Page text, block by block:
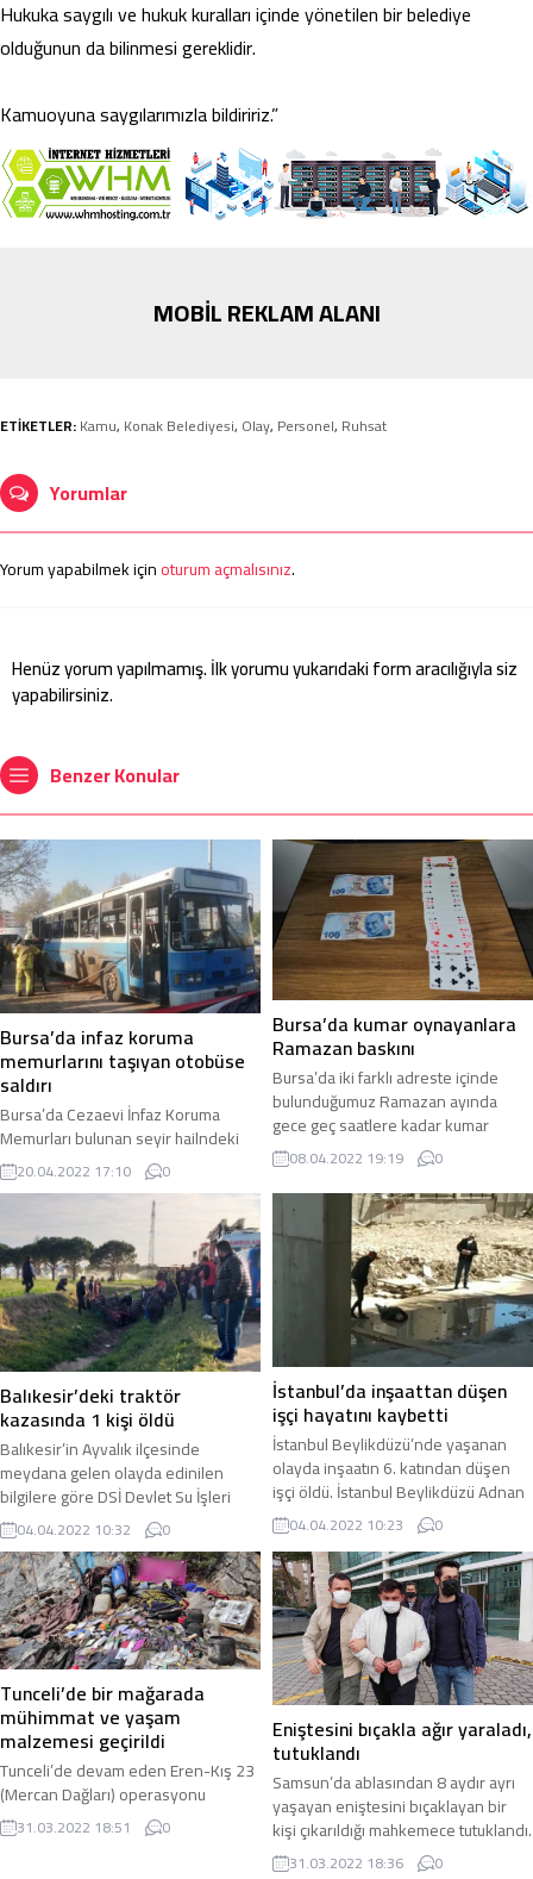
Hukuka saygılı ve hukuk kuralları içinde yönetilen bir belediye
olduğunun da bilinmesi gereklidir.
Kamuoyuna saygılarımızla bildiririz.”
MOBİL REKLAM ALANI
ETİKETLER:Kamu, Konak Belediyesi, Olay, Personel, Ruhsat
Yorumlar
Yorum yapabilmek içinoturum açmalısınız.
Henüz yorum yapılmamış. İlk yorumu yukarıdaki form aracılığıyla siz
yapabilirsiniz.
Benzer Konular
Bursa’da infaz koruma
memurlarını taşıyan otobüse
saldırı
Bursa’da Cezaevi İnfaz Koruma
Memurları bulunan seyir hailndeki
otobüse saldırı gerçekleştirildi.
Bombalı saldırıda otobüs yanarken 1
kişi öldü 4 kişi de yaralandı. Bursa’da
Minareli Çavuş Mahallesi’ndeki E Tipi
Kapalı Cezaevi personeli ve İnfaz
Koruma Memurları bulunan servis
aracı Osmangazi ilçesi Yeni Karaman
mevkisi yakınlarındaki akaryakıt
istasyonuna yakınına döşenen el
yapımı...
20.04.2022 17:10 0
Bursa’da kumar oynayanlara
Ramazan baskını
Bursa’da iki farklı adreste içinde
bulunduğumuz Ramazan ayında
gece geç saatlere kadar kumar
oynandığı ihbarı alan polis ekipleri
adreslere baskın düzenledi.
Bursa’nın merkez Osmangazi
ilçesine bağlı iki mahallede Ulu ve
Bağlarbaşı Mahallesi mevkiinde
bulunan işyerlerinde geç saatlere
kadar kumar oynandığına dair
aldıkları ihbarı değerlendiren Asayiş
Şube Müdürlüğü ekipleri ihbarlarda
belirtilen...
08.04.2022 19:19 0
Balıkesir’deki traktör
kazasında 1 kişi öldü
Balıkesir’in Ayvalık ilçesinde
meydana gelen olayda edinilen
bilgilere göre DSİ Devlet Su İşleri
Drenaj Kanalı’na düşerek traktörün
altında kalan sürücü olay yerinde
hayatını kaybetti. Balıkesir’in Ayvalık
ilçesine bağlı Altınova Mahallesi’nde
çiftçilikle uğraşan Tamer Kalkan isimli
vatandaş Sahli Yolu üzerinde
traktörü ile seyir halindeyken Drenaj
Kanalı’na devrildi. Drenaj Kanalı’na
devrilen traktörün...
04.04.2022 10:32 0
İstanbul’da inşaattan düşen
işçi hayatını kaybetti
İstanbul Beylikdüzü’nde yaşanan
olayda inşaatın 6. katından düşen
işçi öldü. İstanbul Beylikdüzü Adnan
Kahveci Mahallesi Yavuz Sultan Selim
Bulvarı üzerinde bulunan bir site
inşaatında dün saat 13:30
sıralarında meydana gelen olayda
inşaatta çalışan ve ismi
belirlenemeyen bir işçi dengesini
kaybederek inşaatın 6. katından
aşağıya düştü. Olayı fark eden
inşaattaki diğer...
04.04.2022 10:23 0
Tunceli’de bir mağarada
mühimmat ve yaşam
malzemesi geçirildi
Tunceli’de devam eden Eren-Kış 23
(Mercan Dağları) operasyonu
sırasında Ovacık kırsalındaki bir
mağarada bölücü terör örgütü PKK’ya
31.03.2022 18:51 0
Eniştesini bıçakla ağır yaraladı,
tutuklandı
Samsun’da ablasından 8 aydır ayrı
yaşayan eniştesini bıçaklayan bir
kişi çıkarıldığı mahkemece tutuklandı.
Olay, Samsun’un İlkadım ilçesi ...
31.03.2022 18:36 0